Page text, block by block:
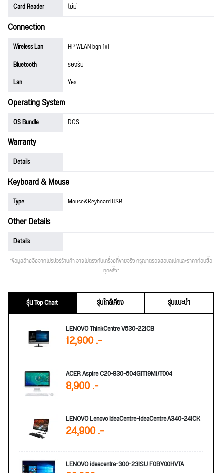
Card Reader
ไม่มี
Connection
Wireless Lan
HP WLAN bgn 1x1
Bluetooth
รองรับ
Lan
Yes
Operating System
OS Bundle DOS
Warranty
Details
Keyboard & Mouse
Type Mouse&Keyboard USB
Other Details
Details
*ข้อมูลอ้างอิงจากโปรชัวร์ร้านค้า อาจไม่ตรงกับเครื่องที่ขายจริง กรุณาตรวจสอบสเปคและราคาก่อนซื้อ
ทุกครั้ง*
รุ่น Top Chart รุ่นใกล้เคียง
รุ่นแนะนำ
LENOVO ThinkCentre V530-22ICB
12,900 .-
ACER Aspire C20-830-504G1T19Mi/T004
8,900 .-
LENOVO Lenovo IdeaCentre-IdeaCentre A340-24ICK
24,900 .-
LENOVO ideacentre-300-23ISU F0BY00HVTA